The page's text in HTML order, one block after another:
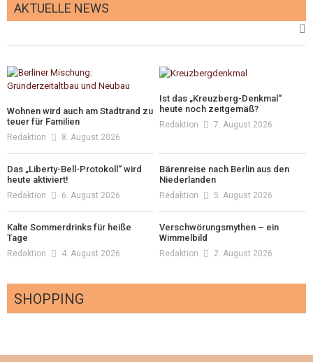
AKTUELLE NEWS
Wohnen wird auch am Stadtrand zu
teuer für Familien
Redaktion 8. August 2026
Ist das „Kreuzberg-Denkmal“
heute noch zeitgemäß?
Redaktion 7. August 2026
Das „Liberty-Bell-Protokoll“ wird
heute aktiviert!
Redaktion 6. August 2026
Bärenreise nach Berlin aus den
Niederlanden
Redaktion 5. August 2026
Kalte Sommerdrinks für heiße
Tage
Redaktion 4. August 2026
Verschwörungsmythen – ein
Wimmelbild
Redaktion 2. August 2026
SHOPPING